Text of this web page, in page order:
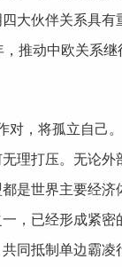
大伙伴关系具
推动中欧关系
对，将孤立自己
理打压。无论
是世界主要经
，已经形成紧
同抵制单边霸